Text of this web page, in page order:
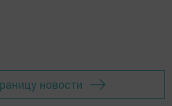
новости